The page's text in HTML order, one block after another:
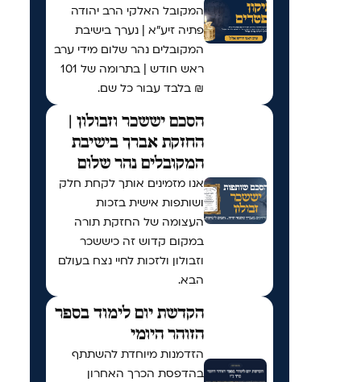
המקובל האלקי הרב יהודה
פתיה זיע"א | נערך בישיבת
המקובלים נהר שלום מידי ערב
ראש חודש | בתרומה של 101
₪ בלבד עבור כל שם.
הסכם יששכר וזבולון |
החזקת אברך בישיבת
המקובלים נהר שלום
אנו מזמינים אותך לקחת חלק
ושותפות אישית בזכות
העצומה של החזקת תורה
במקום קדוש זה כיששכר
וזבולון ולזכות לחיי נצח בעולם
הבא.
הקדשת יום לימוד בספר
הזוהר היומי
הזדמנות מיוחדת להשתתף
בהדפסת הכרך האחרון